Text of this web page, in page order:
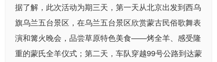
据了解，此次活动为期三天，第一天从北京出发到西乌
旗乌兰五台景区，在乌兰五台景区欣赏蒙古民俗歌舞表
演和篝火晚会，品尝草原特色美食——烤全羊、感受隆
重的蒙氏全羊仪式；第二天，车队穿越99号公路到达蒙